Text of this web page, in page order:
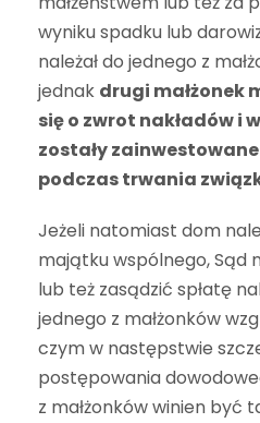
wyniku spadku lub
należał do jednego z
jednak drugi małżonek
się o zwrot nakładów i
zostały
podczas trwania
Jeżeli natomiast dom
majątku wspólnego, Sąd
lub też zasądzić spłatę
jednego z małżonków
czym w następstwie
postępowania
z małżonków winien być